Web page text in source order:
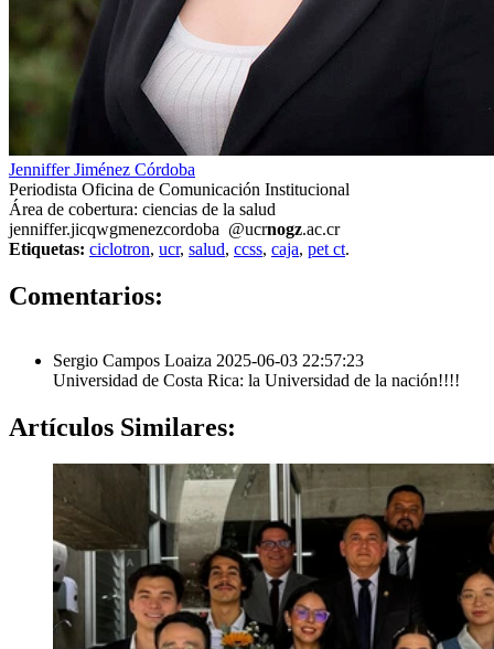
Jenniffer Jiménez Córdoba
Periodista Oficina de Comunicación Institucional
Área de cobertura: ciencias de la salud
jenniffer.jicqwgmenezcordoba @ucrnogz.ac.cr
Etiquetas: ciclotron, ucr, salud, ccss, caja, pet ct.
Comentarios:
Sergio Campos Loaiza 2025-06-03 22:57:23
Universidad de Costa Rica: la Universidad de la nación!!!!
Artículos Similares: